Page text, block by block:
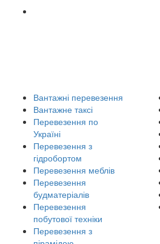
Вантажні перевезення
Вантажне таксі
Перевезення по
Україні
Перевезення з
гідробортом
Перевезення меблів
Перевезення
будматеріалів
Перевезення
побутової техніки
Перевезення з